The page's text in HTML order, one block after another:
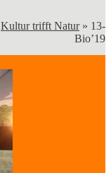
Kultur trifft Natur » 13-
Bio’19